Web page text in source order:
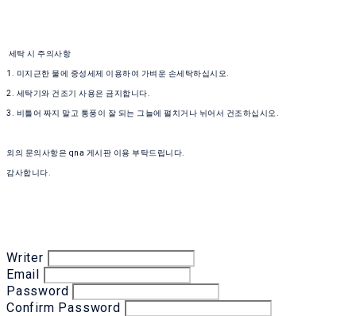
세탁 시 주의사항
1. 미지근한 물에 중성세제 이용하여 가벼운 손세탁하십시오.
2. 세탁기와 건조기 사용은 금지합니다.
3. 비틀어 짜지 말고 통풍이 잘 되는 그늘에 펼치거나 뉘어서 건조하십시오.
외의 문의사항은 qna 게시판 이용 부탁드립니다.
감사합니다.
Writer
Email
Password
Confirm Password